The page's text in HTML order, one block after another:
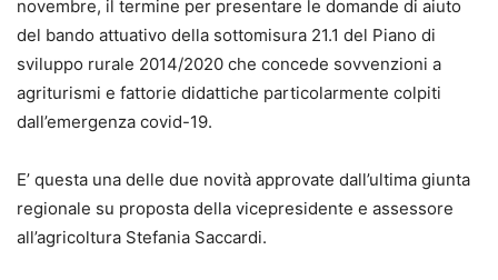
novembre, il termine per presentare le domande di aiuto
del bando attuativo della sottomisura 21.1 del Piano di
sviluppo rurale 2014/2020 che concede sovvenzioni a
agriturismi e fattorie didattiche particolarmente colpiti
dall’emergenza covid-19.
E’ questa una delle due novità approvate dall’ultima giunta
regionale su proposta della vicepresidente e assessore
all’agricoltura Stefania Saccardi.